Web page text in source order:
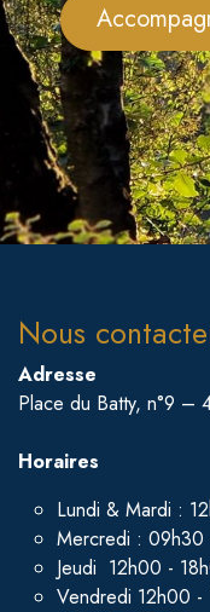
Nous
Adresse
Place du Batty, n°9 –
Horaires
Lundi & Mardi :
Mercredi : 09h30
Jeudi 12h00 -
Vendredi 12h00 -